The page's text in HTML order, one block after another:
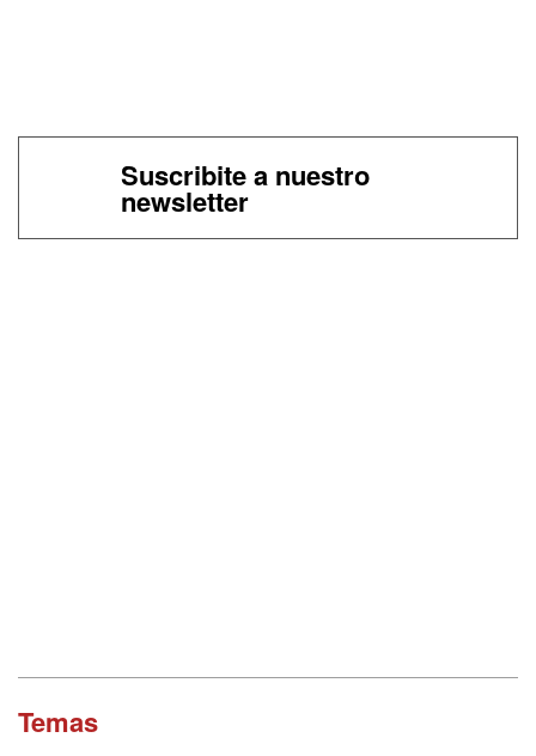
Suscribite a nuestro
newsletter
Temas